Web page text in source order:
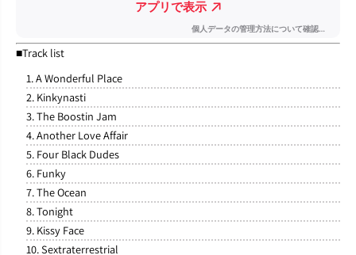
■Track list
1. A Wonderful Place
2. Kinkynasti
3. The Boostin Jam
4. Another Love Affair
5. Four Black Dudes
6. Funky
7. The Ocean
8. Tonight
9. Kissy Face
10. Sextraterrestrial